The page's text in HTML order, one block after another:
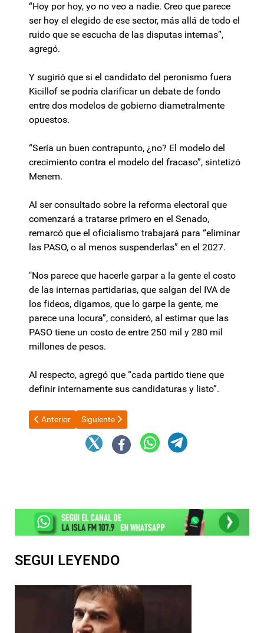
“Hoy por hoy, yo no veo a nadie. Creo que parece
ser hoy el elegido de ese sector, más allá de todo el
ruido que se escucha de las disputas internas”,
agregó.
Y sugirió que si el candidato del peronismo fuera
Kicillof se podría clarificar un debate de fondo
entre dos modelos de gobierno diametralmente
opuestos.
“Sería un buen contrapunto, ¿no? El modelo del
crecimiento contra el modelo del fracaso”, sintetizó
Menem.
Al ser consultado sobre la reforma electoral que
comenzará a tratarse primero en el Senado,
remarcó que el oficialismo trabajará para “eliminar
las PASO, o al menos suspenderlas” en el 2027.
"Nos parece que hacerle garpar a la gente el costo
de las internas partidarias, que salgan del IVA de
los fideos, digamos, que lo garpe la gente, me
parece una locura”, consideró, al estimar que las
PASO tiene un costo de entre 250 mil y 280 mil
millones de pesos.
Al respecto, agregó que “cada partido tiene que
definir internamente sus candidaturas y listo”.
Artículo anterior: Tensión en el Gobierno: Bullrich le pidió a
Anterior Artículo siguiente: Milei se reunió con grandes
Siguiente
SEGUI LEYENDO